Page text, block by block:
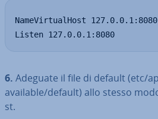
NameVirtualHost 127.0.0.1:8080
Listen 127.0.0.1:8080
6. Adeguate il file di default (etc/
available/default) allo stesso
st.